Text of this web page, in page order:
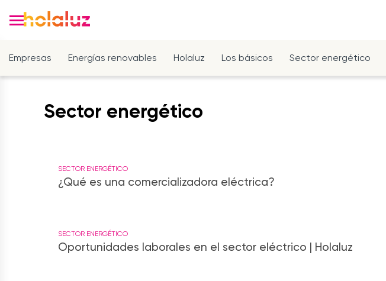
Empresas Energías renovables Holaluz Los básicos Sector energético
Sector energético
SECTOR ENERGÉTICO
¿Qué es una comercializadora eléctrica?
SECTOR ENERGÉTICO
Oportunidades laborales en el sector eléctrico | Holaluz